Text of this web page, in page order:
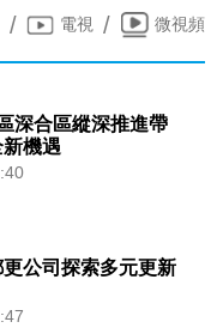
/ 電視 / 微視頻
深合區縱深推進帶
機遇
公司探索多元更新